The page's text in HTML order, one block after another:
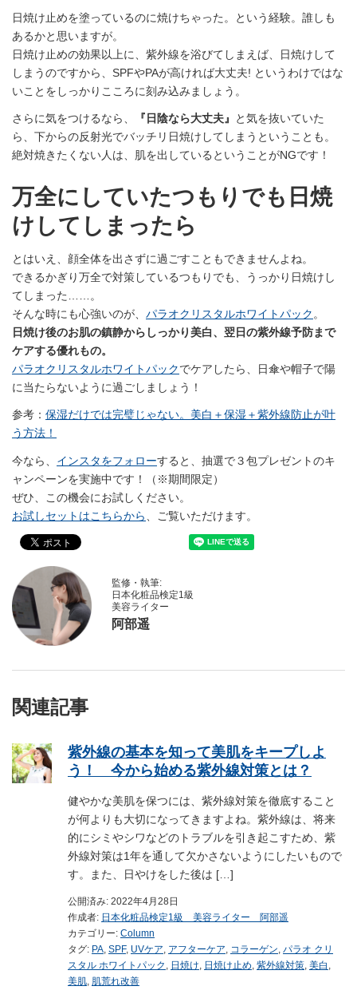
日焼け止めを塗っているのに焼けちゃった。という経験。誰しも
あるかと思いますが。
日焼け止めの効果以上に、紫外線を浴びてしまえば、日焼けして
しまうのですから、SPFやPAが高ければ大丈夫! というわけではな
いことをしっかりこころに刻み込みましょう。
さらに気をつけるなら、 『日陰なら大丈夫』
と気を抜いていた
ら、下からの反射光でバッチリ日焼けしてしまうということも。
絶対焼きたくない人は、肌を出しているということがNGです！
万全にしていたつもりでも日焼
けしてしまったら
とはいえ、顔全体を出さずに過ごすこともできませんよね。
できるかぎり万全で対策しているつもりでも、うっかり日焼けし
てしまった……。
そんな時にも心強いのが、 パラオクリスタルホワイトパック 。
日焼け後のお肌の鎮静からしっかり美白、翌日の紫外線予防まで
ケアする優れもの。
パラオクリスタルホワイトパックでケアしたら、日傘や帽子で陽
に当たらないように過ごしましょう！
参考： 保湿だけでは完璧じゃない。美白＋保湿＋紫外線防止が叶
う方法！
今なら、 インスタをフォローすると、抽選で３包プレゼントのキ
ャンペーンを実施中です！（※期間限定）
ぜひ、この機会にお試しください。
お試しセットはこちらから
、ご覧いただけます。
監修・執筆:
日本化粧品検定1級
美容ライター
阿部遥
関連記事
紫外線の基本を知って美肌をキープしよ
う！ 今から始める紫外線対策とは？
健やかな美肌を保つには、紫外線対策を徹底すること
が何よりも大切になってきますよね。紫外線は、将来
的にシミやシワなどのトラブルを引き起こすため、紫
外線対策は1年を通して欠かさないようにしたいもので
す。また、日やけをした後は […]
公開済み: 2022年4月28日
作成者: 日本化粧品検定1級 美容ライター 阿部遥
カテゴリー: Column
タグ: PA SPF, UVケア アフターケア コラーゲン パラオ クリ
スタル ホワイトパック
日焼け 日焼け止め 紫外線対策 美白
美肌 肌荒れ改善